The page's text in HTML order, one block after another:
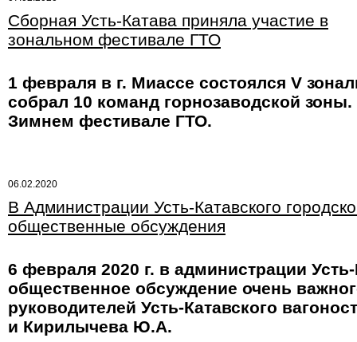
Сборная Усть-Катава приняла участие в
зональном фестивале ГТО
1 февраля в г. Миассе состоялся V
собрал 10 команд горнозаводской
Зимнем фестивале ГТО.
06.02.2020
В Администрации Усть-Катавского
общественные обсуждения
6 февраля 2020 г. в администрации
общественное обсуждение очень
руководителей Усть-Катавского
и Кирилычева Ю.А.